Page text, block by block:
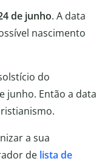
de junho. A data
nascimento
do
junho. Então a data
a sua
de lista de